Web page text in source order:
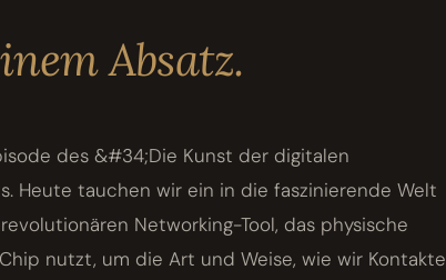
Absatz.
des &#34;Die Kunst der digitalen
Heute tauchen wir ein in die faszinierende Welt
Networking-Tool, das physische
nutzt, um die Art und Weise, wie wir Kontakte